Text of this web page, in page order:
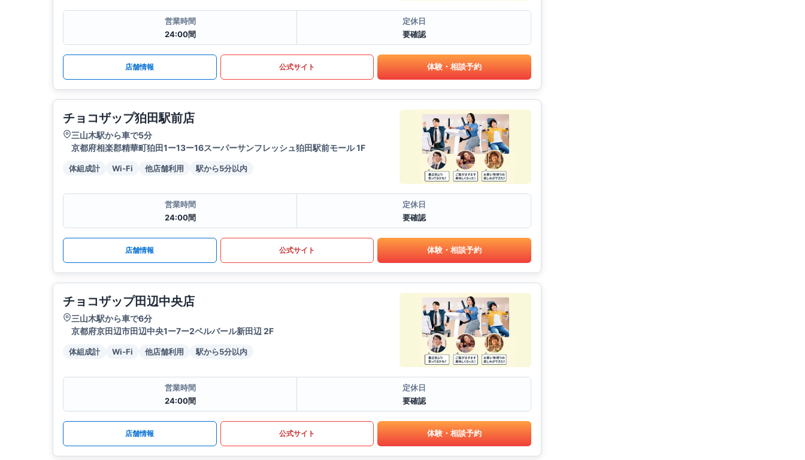
営業時間
24:00間
定休日
要確認
店舗情報 公式サイト 体験・相談予約
チョコザップ狛田駅前店
三山木駅から車で5分
京都府相楽郡精華町狛田1ー13ー16スーパーサンフレッシュ狛田駅前モール 1F
体組成計 Wi-Fi 他店舗利用 駅から5分以内
営業時間
24:00間
定休日
要確認
店舗情報 公式サイト 体験・相談予約
チョコザップ田辺中央店
三山木駅から車で6分
京都府京田辺市田辺中央1ー7ー2ベルバール新田辺 2F
体組成計 Wi-Fi 他店舗利用 駅から5分以内
営業時間
24:00間
定休日
要確認
店舗情報 公式サイト 体験・相談予約